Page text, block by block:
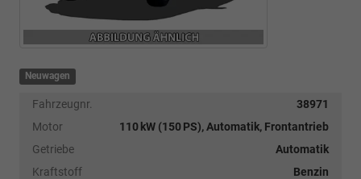
Neuwagen
Fahrzeugnr.
38971
Motor
110 kW (150 PS), Automatik, Frontantrieb
Getriebe
Automatik
Kraftstoff
Benzin